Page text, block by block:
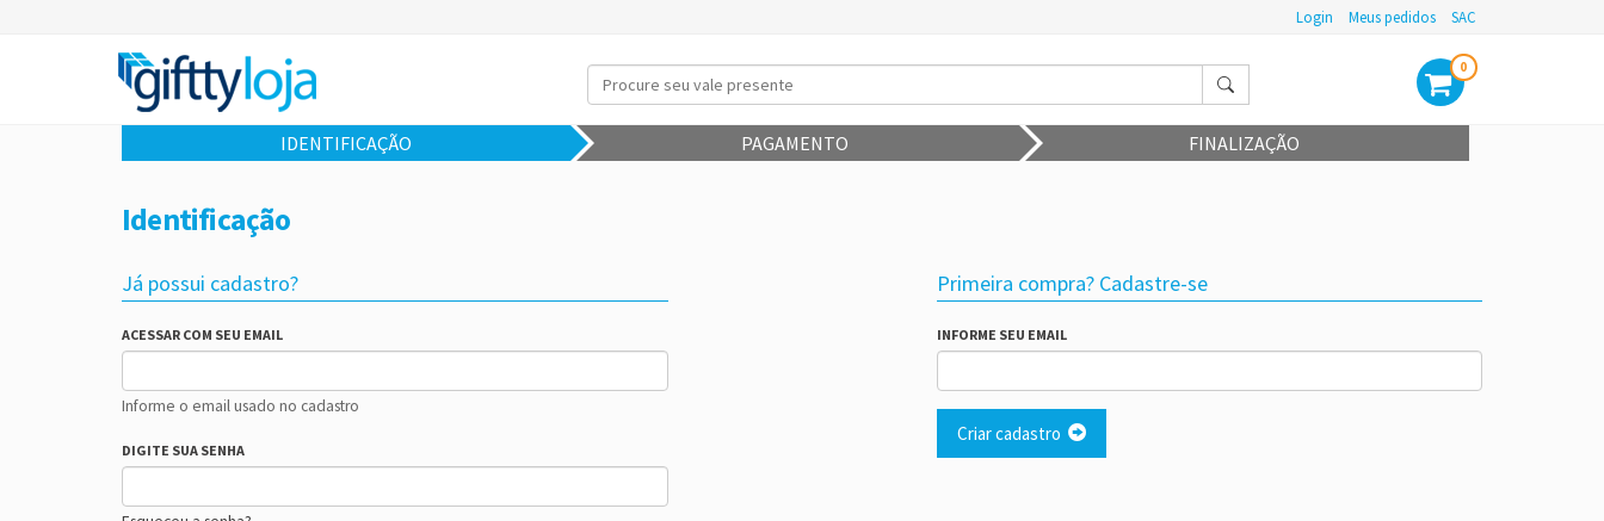
Login Meus pedidos SAC
0
IDENTIFICAÇÃO PAGAMENTO FINALIZAÇÃO
Identificação
Já possui cadastro?
ACESSAR COM SEU EMAIL
Informe o email usado no cadastro
DIGITE SUA SENHA
Primeira compra? Cadastre-se
INFORME SEU EMAIL
Criar cadastro